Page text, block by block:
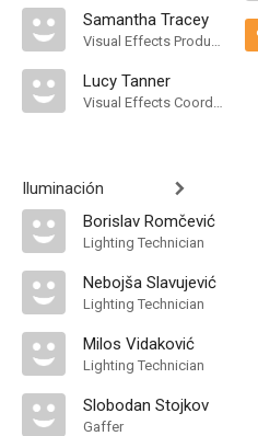
Samantha Tracey
Visual Effects Producer
Lucy Tanner
Visual Effects Coordinator
Iluminación
Borislav Romčević
Lighting Technician
Nebojša Slavujević
Lighting Technician
Milos Vidaković
Lighting Technician
Slobodan Stojkov
Gaffer